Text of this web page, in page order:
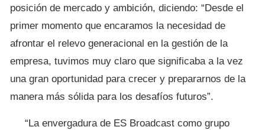
posición de mercado y ambición, diciendo: “Desde el
primer momento que encaramos la necesidad de
afrontar el relevo generacional en la gestión de la
empresa, tuvimos muy claro que significaba a la vez
una gran oportunidad para crecer y prepararnos de la
manera más sólida para los desafíos futuros”.
“La envergadura de ES Broadcast como grupo